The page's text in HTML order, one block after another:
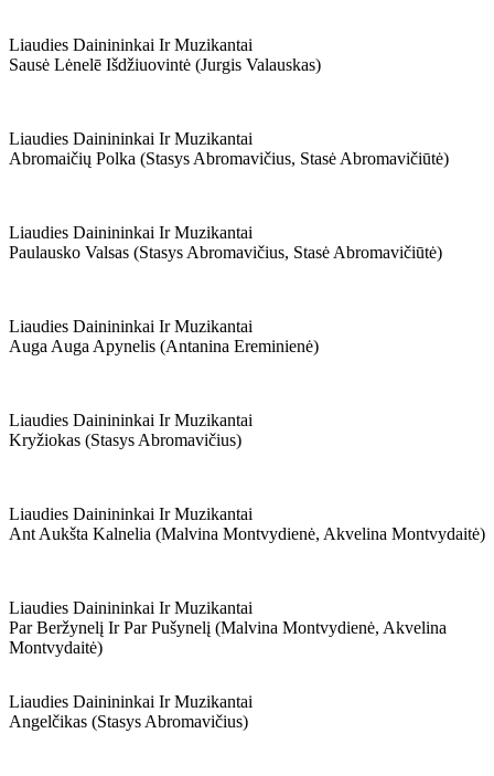
Liaudies Dainininkai Ir Muzikantai
Sausė Lėnelē Išdžiuovintė (jurgis Valauskas)
Liaudies Dainininkai Ir Muzikantai
Abromaičių Polka (stasys Abromavičius, Stasė Abromavičiūtė)
Liaudies Dainininkai Ir Muzikantai
Paulausko Valsas (stasys Abromavičius, Stasė Abromavičiūtė)
Liaudies Dainininkai Ir Muzikantai
Auga Auga Apynelis (antanina Ereminienė)
Liaudies Dainininkai Ir Muzikantai
Kryžiokas (stasys Abromavičius)
Liaudies Dainininkai Ir Muzikantai
Ant Aukšta Kalnelia (malvina Montvydienė, Akvelina Montvydaitė)
Liaudies Dainininkai Ir Muzikantai
Par Beržynelį Ir Par Pušynelį (malvina Montvydienė, Akvelina
Montvydaitė)
Liaudies Dainininkai Ir Muzikantai
Angelčikas (stasys Abromavičius)